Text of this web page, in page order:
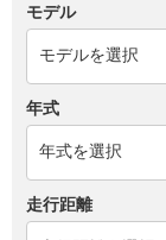
モデル
年式
走行距離